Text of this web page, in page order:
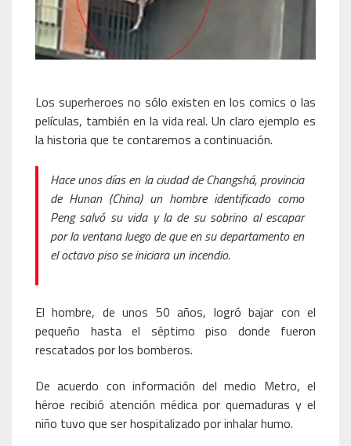
Los superheroes no sólo existen en los comics o las
películas, también en la vida real. Un claro ejemplo es
la historia que te contaremos a continuación.
Hace unos días en la ciudad de Changshá, provincia
de Hunan (China) un hombre identificado como
Peng salvó su vida y la de su sobrino al escapar
por la ventana luego de que en su departamento en
el octavo piso se iniciara un incendio.
El hombre, de unos 50 años, logró bajar con el
pequeño hasta el séptimo piso donde fueron
rescatados por los bomberos.
De acuerdo con información del medio Metro, el
héroe recibió atención médica por quemaduras y el
niño tuvo que ser hospitalizado por inhalar humo.